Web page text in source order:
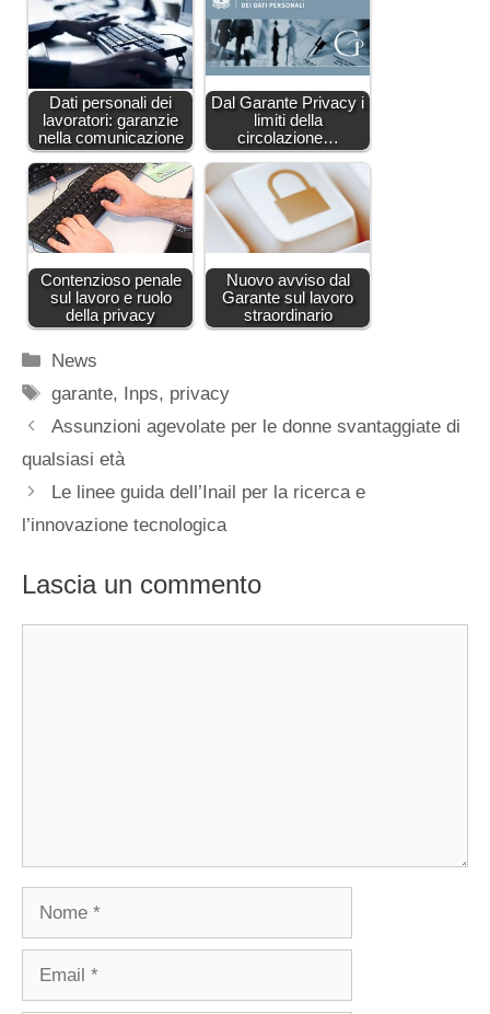
Dati personali dei
lavoratori: garanzie
nella comunicazione
Dal Garante Privacy i
limiti della
circolazione…
Contenzioso penale
sul lavoro e ruolo
della privacy
Nuovo avviso dal
Garante sul lavoro
straordinario
Categorie
News
Tag
garante, Inps, privacy
Assunzioni agevolate per le donne svantaggiate di
qualsiasi età
Le linee guida dell’Inail per la ricerca e
l’innovazione tecnologica
Lascia un commento
Nome
Email